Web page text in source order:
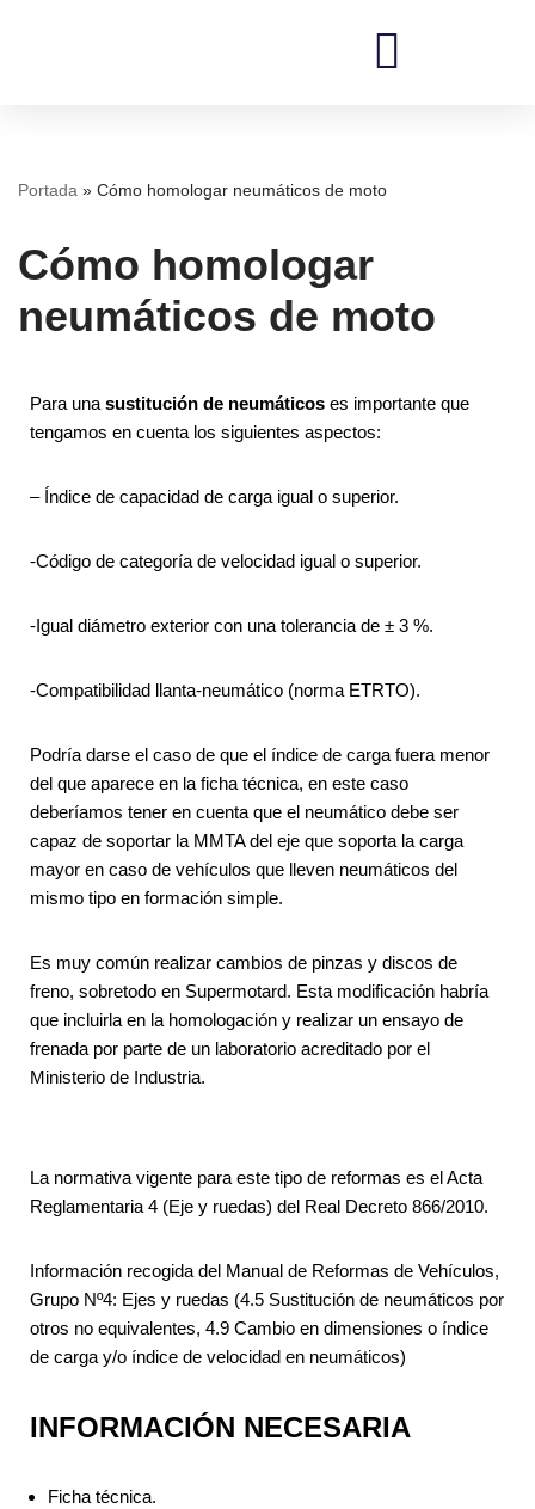
Portada » Cómo homologar neumáticos de moto
Cómo homologar
neumáticos de moto
Para una sustitución de neumáticos es importante que
tengamos en cuenta los siguientes aspectos:
– Índice de capacidad de carga igual o superior.
-Código de categoría de velocidad igual o superior.
-Igual diámetro exterior con una tolerancia de ± 3 %.
-Compatibilidad llanta-neumático (norma ETRTO).
Podría darse el caso de que el índice de carga fuera menor
del que aparece en la ficha técnica, en este caso
deberíamos tener en cuenta que el neumático debe ser
capaz de soportar la MMTA del eje que soporta la carga
mayor en caso de vehículos que lleven neumáticos del
mismo tipo en formación simple.
Es muy común realizar cambios de pinzas y discos de
freno, sobretodo en Supermotard. Esta modificación habría
que incluirla en la homologación y realizar un ensayo de
frenada por parte de un laboratorio acreditado por el
Ministerio de Industria.
La normativa vigente para este tipo de reformas es el Acta
Reglamentaria 4 (Eje y ruedas) del Real Decreto 866/2010.
Información recogida del Manual de Reformas de Vehículos,
Grupo Nº4: Ejes y ruedas (4.5 Sustitución de neumáticos por
otros no equivalentes, 4.9 Cambio en dimensiones o índice
de carga y/o índice de velocidad en neumáticos)
INFORMACIÓN NECESARIA
Ficha técnica.